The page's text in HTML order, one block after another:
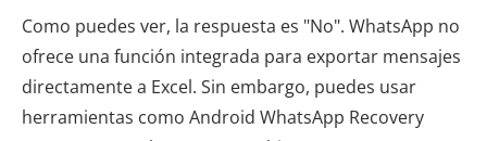
Como puedes ver, la respuesta es "No". WhatsApp no ​​
ofrece una función integrada para exportar mensajes
directamente a Excel. Sin embargo, puedes usar
herramientas como Android WhatsApp Recovery